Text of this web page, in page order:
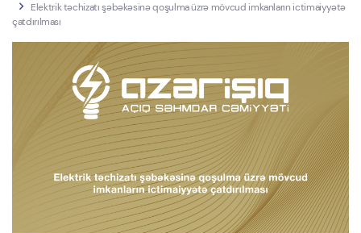
Elektrik təchizatı şəbəkəsinə qoşulma üzrə mövcud imkanların ictimaiyyətə
çatdırılması